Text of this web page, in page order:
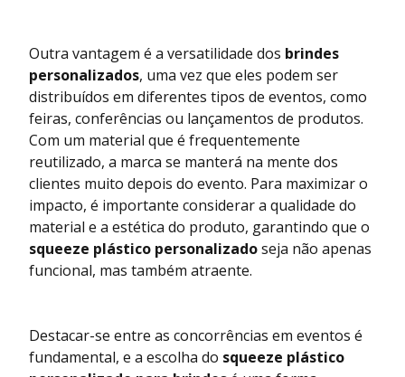
Outra vantagem é a versatilidade dos brindes
personalizados, uma vez que eles podem ser
distribuídos em diferentes tipos de eventos, como
feiras, conferências ou lançamentos de produtos.
Com um material que é frequentemente
reutilizado, a marca se manterá na mente dos
clientes muito depois do evento. Para maximizar o
impacto, é importante considerar a qualidade do
material e a estética do produto, garantindo que o
squeeze plástico personalizadoseja não apenas
funcional, mas também atraente.
Destacar-se entre as concorrências em eventos é
fundamental, e a escolha do squeeze plástico